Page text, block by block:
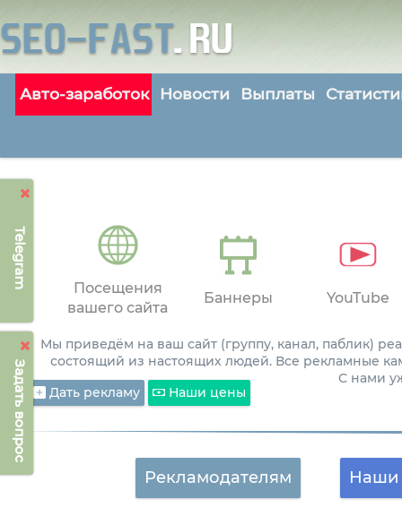
Telegram
Задать вопрос
Авто-заработок Новости Выплаты
Посещения
вашего сайта
Баннеры YouTube
Мы приведём на ваш сайт (группу, канал, паблик)
состоящий из настоящих людей. Все рекламные
С нами
Дать рекламу
Наши цены
Рекламодателям Наши